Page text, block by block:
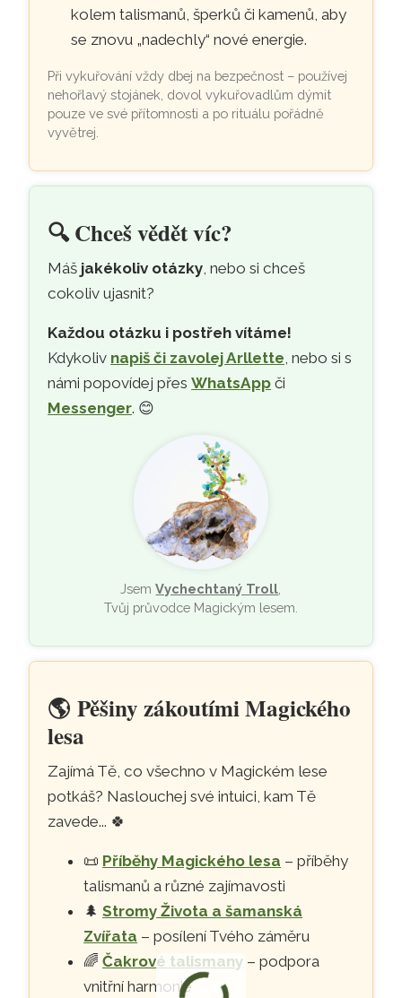
kolem talismanů, šperků či kamenů, aby
se znovu „nadechly“ nové energie.
Při vykuřování vždy dbej na bezpečnost – používej
nehořlavý stojánek, dovol vykuřovadlům dýmit
pouze ve své přítomnosti a po rituálu pořádně
vyvětrej.
🔍Chceš vědět víc?
Máš jakékoliv otázky , nebo si chceš
cokoliv ujasnit?
Každou otázku i postřeh vítáme!
Kdykoliv napiš či zavolej Arllette , nebo si s
námi popovídej přesWhatsApp či
Messenger. 😊
JsemVychechtaný Troll
Tvůj průvodce Magickým lesem.
🌎Pěšiny zákoutími Magického
lesa
Zajímá Tě, co všechno v Magickém lese
potkáš? Naslouchej své intuici, kam Tě
zavede... 🍀
📜 Příběhy Magického lesa – příběhy
talismanů a různé zajímavosti
🌲Stromy Života a šamanská
Zvířata – posílení Tvého záměru
🌈Čakrové talismany – podpora
vnitřní harmonie